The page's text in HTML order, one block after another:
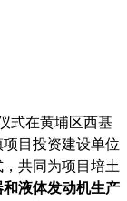
式在黄埔区西基
目投资建设单位
共同为项目培土
液体发动机生产